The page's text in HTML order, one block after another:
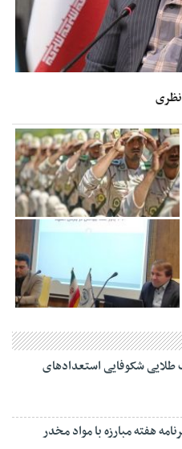
طلایی شکوفایی استعدادهای